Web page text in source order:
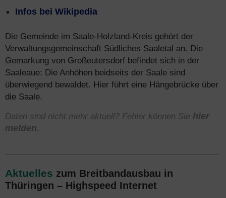
Infos bei Wikipedia
Die Gemeinde im Saale-Holzland-Kreis gehört der
Verwaltungsgemeinschaft Südliches Saaletal an. Die
Gemarkung von Großeutersdorf befindet sich in der
Saaleaue: Die Anhöhen beidseits der Saale sind
überwiegend bewaldet. Hier führt eine Hängebrücke über
die Saale.
Daten sind nicht mehr aktuell? Fehler können Sie hier
melden.
Aktuelles zum Breitbandausbau in
Thüringen – Highspeed Internet